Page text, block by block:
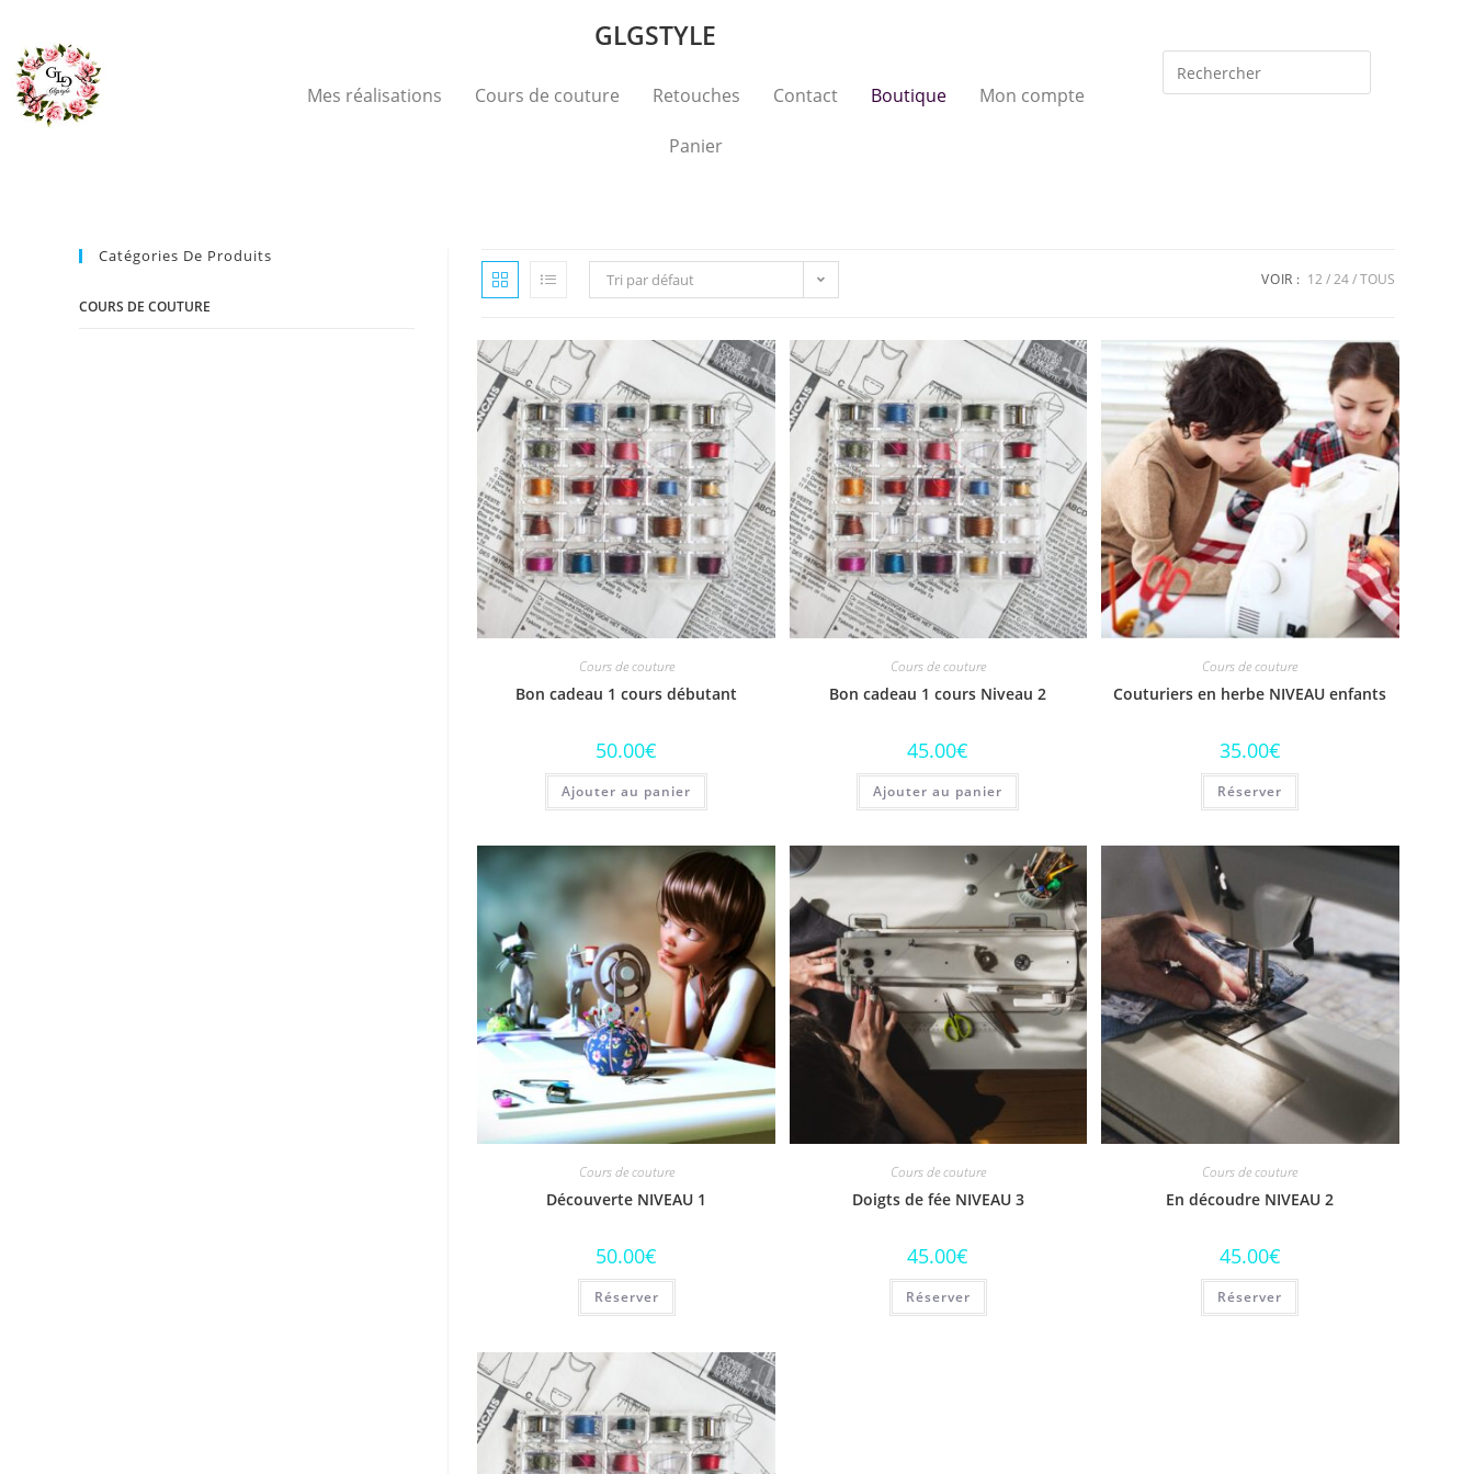
GLGSTYLE
Mes réalisations Cours de couture Retouches Contact Boutique Mon compte
Panier
Tri par défaut VOIR : 12 24 TOUS
Cours de couture
Bon cadeau 1 cours débutant
50.00€
Ajouter au panier
Cours de couture
Bon cadeau 1 cours Niveau 2
45.00€
Ajouter au panier
Cours de couture
Couturiers en herbe NIVEAU enfants
35.00€
Réserver
Cours de couture
Découverte NIVEAU 1
50.00€
Réserver
Cours de couture
Doigts de fée NIVEAU 3
45.00€
Réserver
Cours de couture
En découdre NIVEAU 2
45.00€
Réserver
Catégories De Produits
COURS DE COUTURE